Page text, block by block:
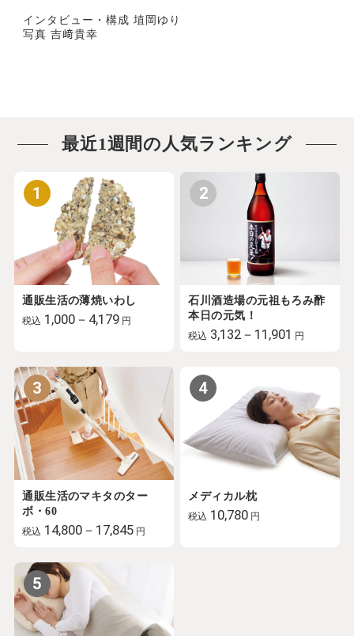
インタビュー・構成 埴岡ゆり
写真 吉﨑貴幸
最近1週間の人気ランキング
通販生活の薄焼いわし
税込 1,000－4,179 円
1
石川酒造場の元祖もろみ酢
本日の元気！
税込 3,132－11,901 円
2
通販生活のマキタのター
ボ・60
税込 14,800－17,845 円
3
メディカル枕
税込 10,780 円
4
5